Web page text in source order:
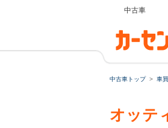
中古車
中古車トップ 車
オッテ